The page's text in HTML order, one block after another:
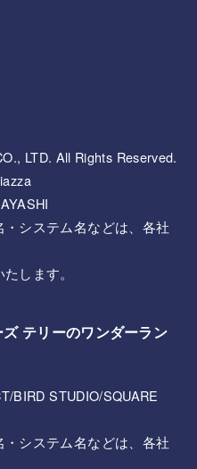
LTD. All Rights Reserved.
システム名などは、各社
します。
テリーのワンダーラン
BIRD STUDIO/SQUARE
システム名などは、各社